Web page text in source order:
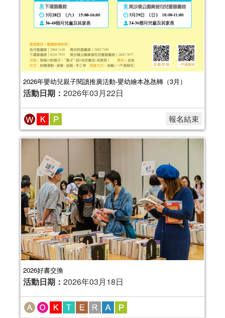
2026年嬰幼兒親子閱讀推廣活動-嬰幼繪本氹氹轉（3月）
活動日期： 2026年03月22日
報名結束
2026好書交換
活動日期： 2026年03月18日